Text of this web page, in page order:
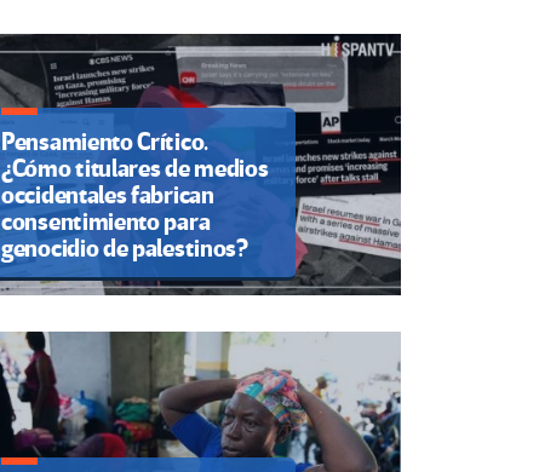
Pensamiento Crítico.
¿Cómo titulares de medios
occidentales fabrican
consentimiento para
genocidio de palestinos?